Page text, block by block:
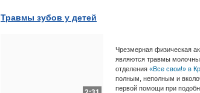
Травмы зубов у детей
Чрезмерная физическая
являются травмы
отделения «Все свои!» в
полным, неполным и
первой помощи при